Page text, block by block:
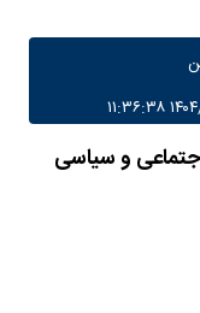
و سیاسی